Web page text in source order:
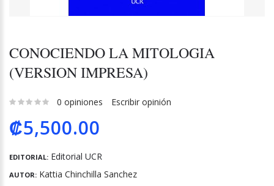
CONOCIENDO LA MITOLOGIA
(VERSION IMPRESA)
0 opiniones Escribir opinión
₡5,500.00
EDITORIAL: Editorial UCR
AUTOR: Kattia Chinchilla Sanchez